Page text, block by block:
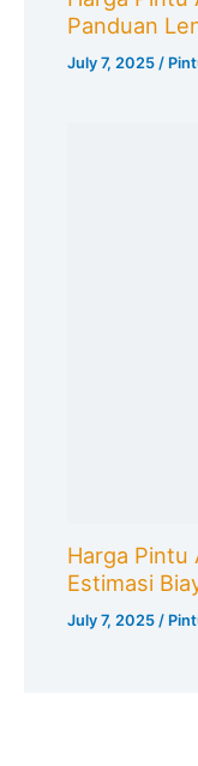
Panduan
July 7, 2025/
Harga Pintu
Estimasi
July 7, 2025 /